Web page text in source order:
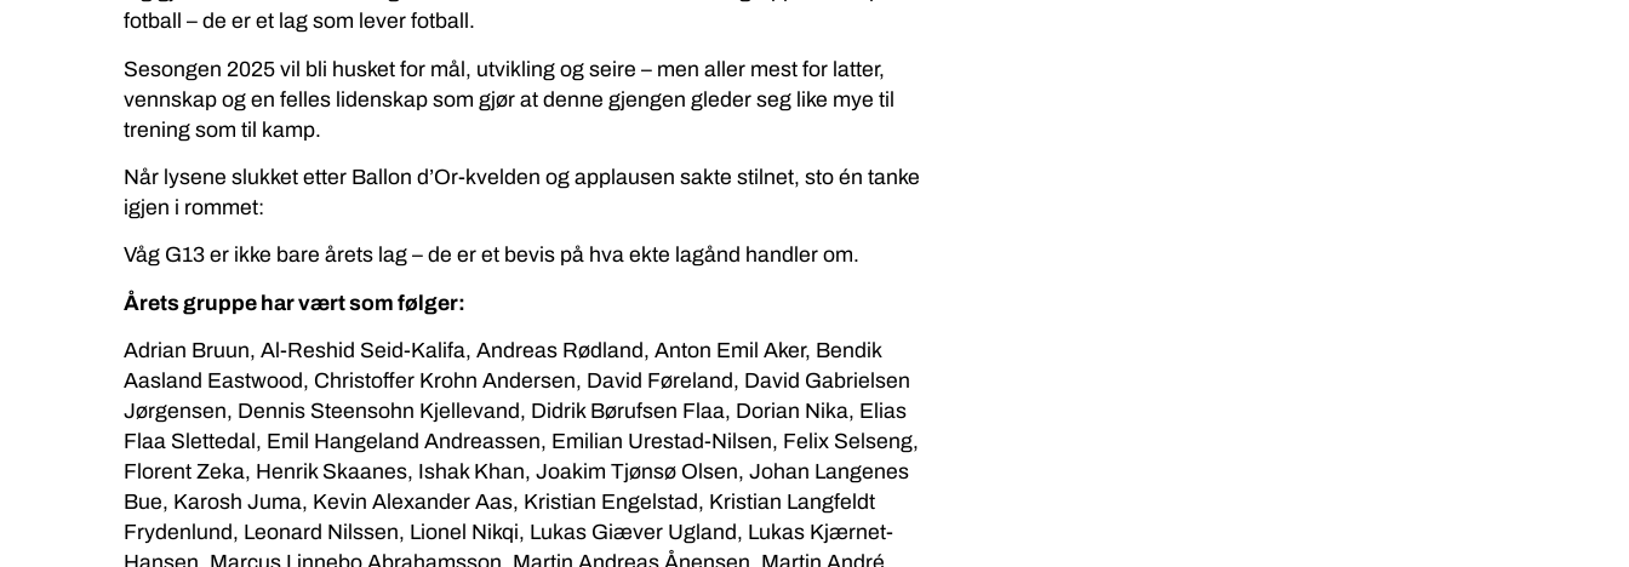
fotball – de er et lag som lever fotball.
Sesongen 2025 vil bli husket for mål, utvikling og seire – men aller mest for latter,
vennskap og en felles lidenskap som gjør at denne gjengen gleder seg like mye til
trening som til kamp.
Når lysene slukket etter Ballon d’Or-kvelden og applausen sakte stilnet, sto én tanke
igjen i rommet:
Våg G13 er ikke bare årets lag – de er et bevis på hva ekte lagånd handler om.
Årets gruppe har vært som følger:
Adrian Bruun, Al-Reshid Seid-Kalifa, Andreas Rødland, Anton Emil Aker, Bendik
Aasland Eastwood, Christoffer Krohn Andersen, David Føreland, David Gabrielsen
Jørgensen, Dennis Steensohn Kjellevand, Didrik Børufsen Flaa, Dorian Nika, Elias
Flaa Slettedal, Emil Hangeland Andreassen, Emilian Urestad-Nilsen, Felix Selseng,
Florent Zeka, Henrik Skaanes, Ishak Khan, Joakim Tjønsø Olsen, Johan Langenes
Bue, Karosh Juma, Kevin Alexander Aas, Kristian Engelstad, Kristian Langfeldt
Frydenlund, Leonard Nilssen, Lionel Nikqi, Lukas Giæver Ugland, Lukas Kjærnet-